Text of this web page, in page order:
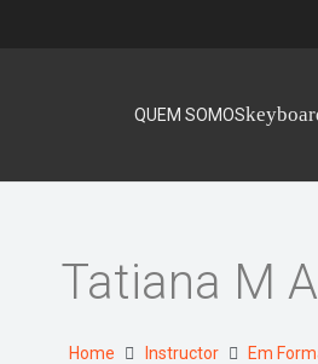
QUEM SOMOS
Tatiana M
Home Instructor Em